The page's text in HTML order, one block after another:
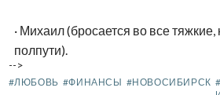
· Михаил (бросается во все тяжкие,
полпути).
-->
#ЛЮБОВЬ #ФИНАНСЫ #НОВОСИБИРСК